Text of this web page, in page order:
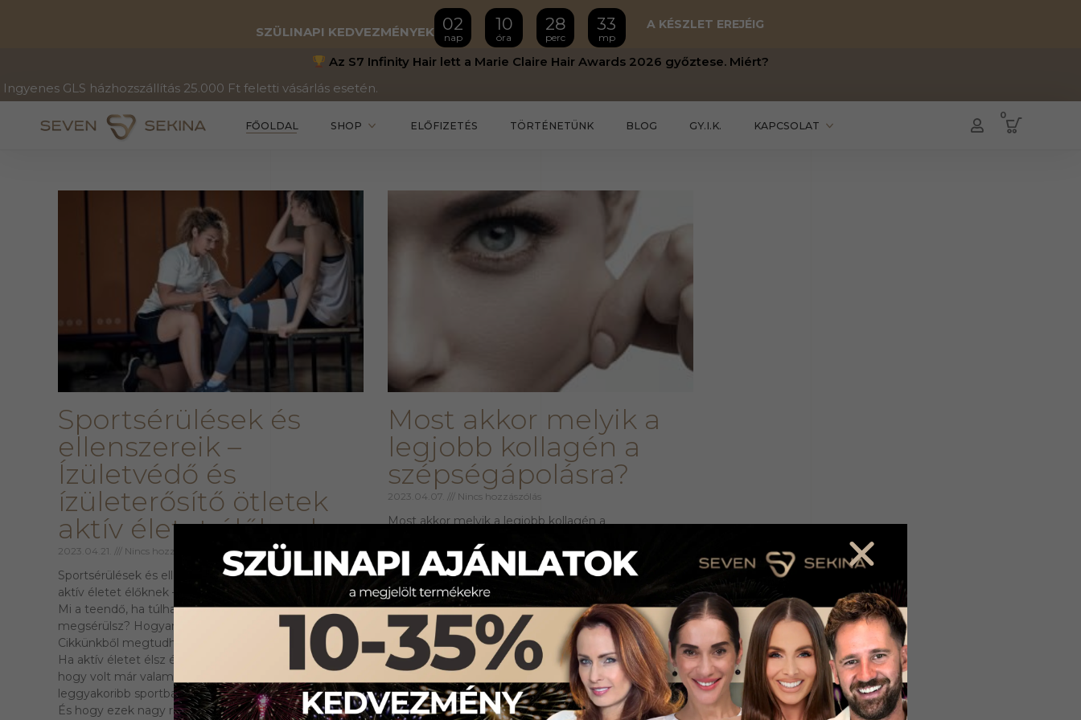
SZÜLINAPI KEDVEZMÉNYEK 02
nap
10
óra
28
perc
33
mp
A KÉSZLET EREJÉIG
Az S7 Infinity Hair lett a Marie Claire Hair Awards 2026 győztese. Miért?
Ingyenes GLS házhozszállítás 25.000 Ft feletti vásárlás esetén.
FŐOLDAL SHOP ELŐFIZETÉS TÖRTÉNETÜNK BLOG GY.I.K. KAPCSOLAT
0
Sportsérülések és
ellenszereik –
Ízületvédő és
ízületerősítő ötletek
aktív életet élőknek
2023.04.21. Nincs hozzászólás
Sportsérülések és ellenszereik – Ízületvédő ötletek
aktív életet élőknek – blogcikk-kivonat
Mi a teendő, ha túlhajtod az ízületeidet, és
megsérülsz? Hogyan előzd meg legközelebb a bajt?
Cikkünkből megtudhatod!
Ha aktív életet élsz és sportolsz, akkor szinte biztos,
hogy volt már valamilyen sérülésed. Tudtad, hogy a
leggyakoribb sportbalesetek az ízületekkel történnek?
És hogy ezek nagy részét könnyedén
Most akkor melyik a
legjobb kollagén a
szépségápolásra?
2023.04.07. Nincs hozzászólás
Most akkor melyik a legjobb kollagén a
kollagénnek 28 típusa van jelen az emberi testben,
amelyekből lényegében az első
Tovább olvasom »